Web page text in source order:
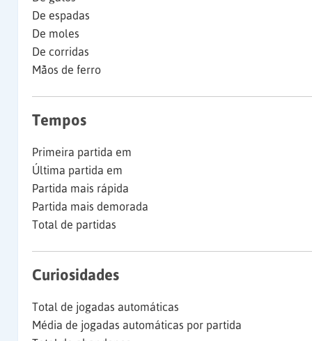
De espadas
De moles
De corridas
Mãos de ferro
Tempos
Primeira partida em
Última partida em
Partida mais rápida
Partida mais demorada
Total de partidas
Curiosidades
Total de jogadas automáticas
Média de jogadas automáticas por partida